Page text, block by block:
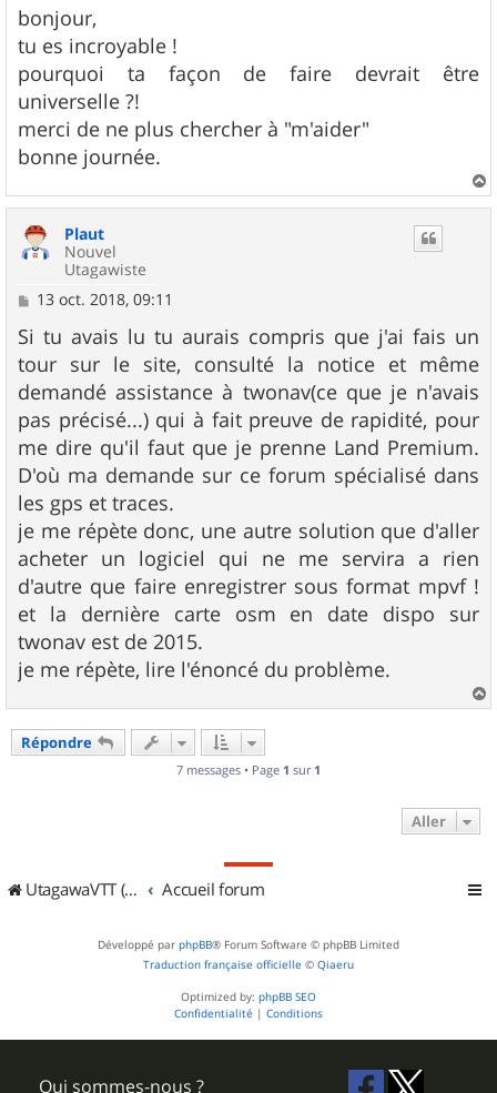
s
s
a
g
e
bonjour,
tu es incroyable !
pourquoi ta façon de faire devrait être
universelle ?!
merci de ne plus chercher à "m'aider"
bonne journée.
a
Plaut
Nouvel
Utagawiste
M
s
s
a
g
e
13 oct. 2018, 09:11
Si tu avais lu tu aurais compris que j'ai fais un
tour sur le site, consulté la notice et même
demandé assistance à twonav(ce que je n'avais
pas précisé...) qui à fait preuve de rapidité, pour
me dire qu'il faut que je prenne Land Premium.
D'où ma demande sur ce forum spécialisé dans
les gps et traces.
je me répète donc, une autre solution que d'aller
acheter un logiciel qui ne me servira a rien
d'autre que faire enregistrer sous format mpvf !
et la dernière carte osm en date dispo sur
twonav est de 2015.
je me répète, lire l'énoncé du problème.
a
Répondre
7 messages • Page 1 sur 1
Aller
UtagawaVTT (Randos VTT et VTTAE avec traces GPS) Accueil forum
Développé par phpBB® Forum Software © phpBB Limited
Traduction française officielle © Qiaeru
Optimized by: phpBB SEO
Confidentialité | Conditions
Qui sommes-nous ?